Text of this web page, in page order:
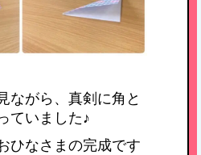
入園案内
お問い合わせ
ながら、真剣に角と
ていました♪
ひなさまの完成です